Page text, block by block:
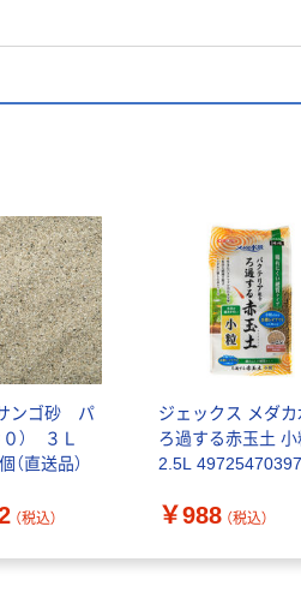
ンゴ砂 パ
） ３Ｌ
（直送品）
（税込）
ジェックス メダカ
ろ過する赤玉土
2.5L
￥988 （税込）